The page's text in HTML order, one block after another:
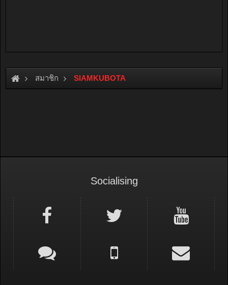
สมาชิก SIAMKUBOTA
Socialising